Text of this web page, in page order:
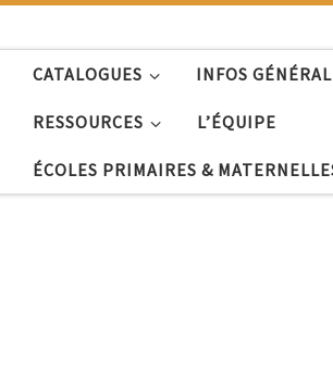
CATALOGUES INFOS
RESSOURCES L’ÉQUIPE
ÉCOLES PRIMAIRES &